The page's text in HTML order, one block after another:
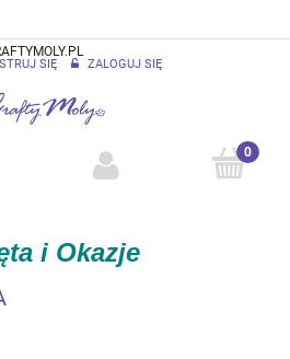
SIĘ ZALOGUJ SIĘ
i Okazje